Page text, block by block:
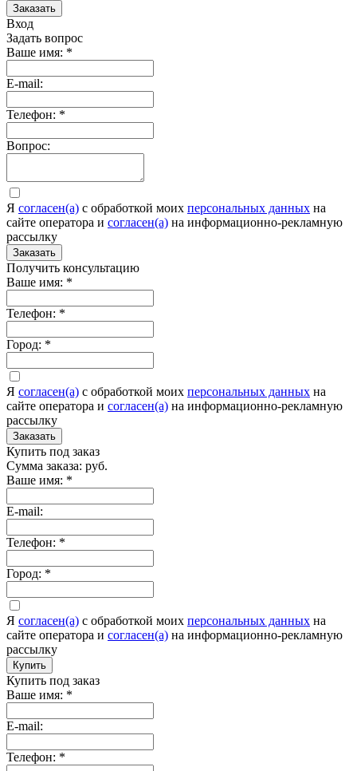
Заказать
Вход
Задать вопрос
Ваше имя: *
E-mail:
Телефон: *
Вопрос:
Я согласен(а) c обработкой моих персональных данных на
сайте оператора и согласен(а) на информационно-рекламную
рассылку
Заказать
Получить консультацию
Ваше имя: *
Телефон: *
Город: *
Я согласен(а) c обработкой моих персональных данных на
сайте оператора и согласен(а) на информационно-рекламную
рассылку
Заказать
Купить под заказ
Сумма заказа: руб.
Ваше имя: *
E-mail:
Телефон: *
Город: *
Я согласен(а) c обработкой моих персональных данных на
сайте оператора и согласен(а) на информационно-рекламную
рассылку
Купить
Купить под заказ
Ваше имя: *
E-mail:
Телефон: *